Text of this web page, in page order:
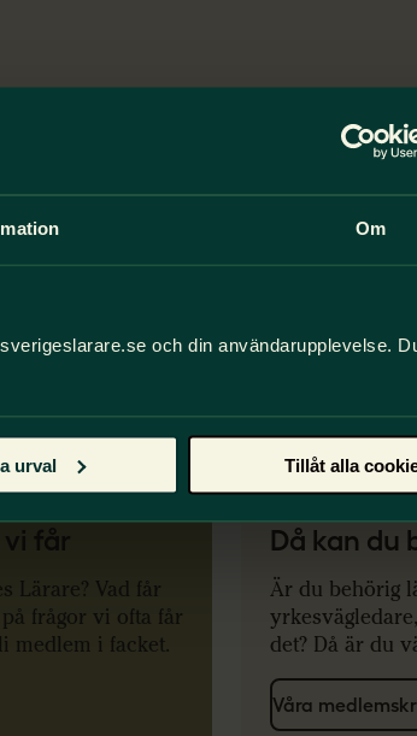
Om
och din användarupplevelse.
urval Tillåt alla
Lärare? Vad får
frågor vi ofta får
medlem i facket.
Då kan du
Är du behörig
det? Då är du
Våra